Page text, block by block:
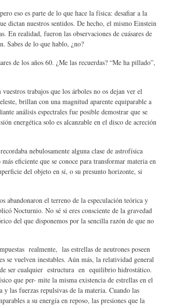
eso es parte de lo que hace la física: desafiar a la
dictan nuestros sentidos. De hecho, el mismo Einstein
En realidad, fueron las observaciones de cuásares de
Sabes de lo que hablo, ¿no?
de los años 60. ¿Me las recuerdas? “Me ha pillado”,
trabajos que los árboles no os dejan ver el
brillan con una magnitud aparente equiparable a
análisis espectrales fue posible demostrar que se
energética solo es alcanzable en el disco de acreción
nebulosamente alguna clase de astrofísica
eficiente que se conoce para transformar materia en
del objeto en sí, o su presunto horizonte, si
el terreno de la especulación teórica y
Nocturnio. No sé si eres consciente de la gravedad
del que disponemos por la sencilla razón de que no
realmente, las estrellas de neutrones poseen
se vuelven inestables. Aún más, la relatividad general
ser cualquier estructura en equilibrio hidrostático.
que per- mite la misma existencia de estrellas en el
las fuerzas repulsivas de la materia. Cuando las
a su energía en reposo, las presiones que la